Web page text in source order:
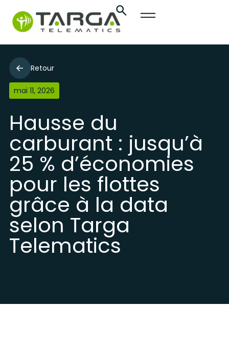
Retour
mai 11, 2026
Hausse du
carburant : jusqu’à
25 % d’économies
pour les flottes
grâce à la data
selon Targa
Telematics